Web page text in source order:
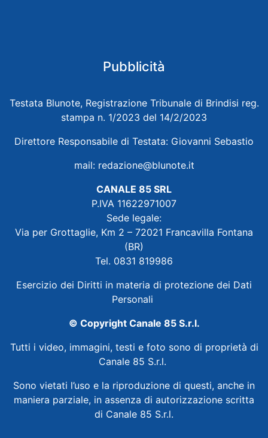
Pubblicità
Testata Blunote, Registrazione Tribunale di Brindisi reg.
stampa n. 1/2023 del 14/2/2023
Direttore Responsabile di Testata: Giovanni Sebastio
mail: redazione@blunote.it
CANALE 85 SRL
P.IVA 11622971007
Sede legale:
Via per Grottaglie, Km 2 – 72021 Francavilla Fontana
(BR)
Tel. 0831 819986
Esercizio dei Diritti in materia di protezione dei Dati
Personali
© Copyright Canale 85 S.r.l.
Tutti i video, immagini, testi e foto sono di proprietà di
Canale 85 S.r.l.
Sono vietati l’uso e la riproduzione di questi, anche in
maniera parziale, in assenza di autorizzazione scritta
di Canale 85 S.r.l.